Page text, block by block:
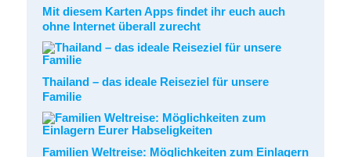
Mit diesem Karten Apps findet ihr euch auch
ohne Internet überall zurecht
Thailand – das ideale Reiseziel für unsere
Familie
Familien Weltreise: Möglichkeiten zum Einlagern